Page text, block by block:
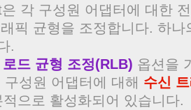
각 구성원 어댑터에 대한
픽 균형을 조정합니다. 하
.
로드 균형 조정(RLB) 옵션을
성원 어댑터에 대해 수신
으로 활성화되어 있습니다.